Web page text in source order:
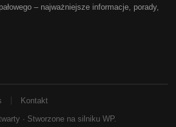
– najważniejsze informacje, porady,
Kontakt
· Stworzone na silniku WP.